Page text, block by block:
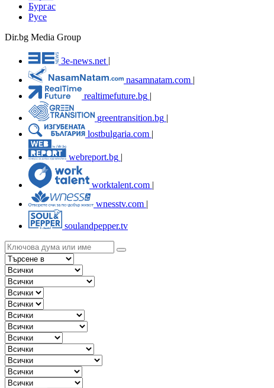
Бургас
Русе
Dir.bg Media Group
3e-news.net
nasamnatam.com |
realtimefuture.bg |
greentransition.bg |
lostbulgaria.com |
webreport.bg
worktalent.com |
wnesstv.com |
soulandpepper.tv